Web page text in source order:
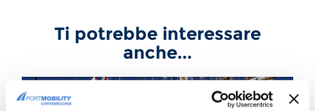
Ti potrebbe interessare
anche...